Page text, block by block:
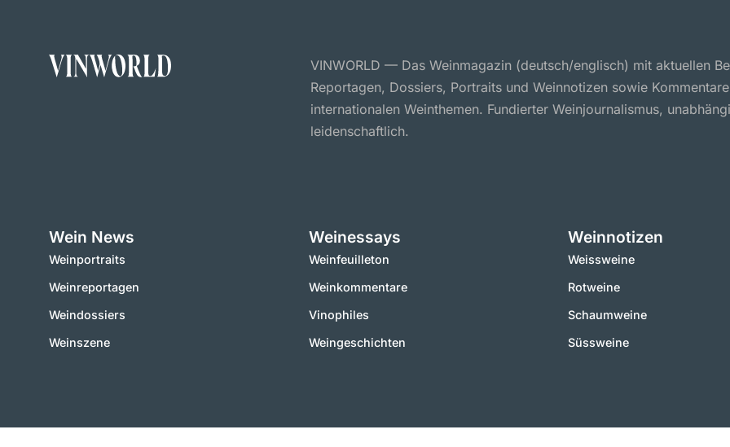
VINWORLD — Das Weinmagazin (deutsch/englisch) mit aktuellen
Reportagen, Dossiers, Portraits und Weinnotizen sowie
internationalen Weinthemen. Fundierter Weinjournalismus,
leidenschaftlich.
Wein News
Weinportraits
Weinreportagen
Weindossiers
Weinszene
Weinessays
Weinfeuilleton
Weinkommentare
Vinophiles
Weingeschichten
Weinnotizen
Weissweine
Rotweine
Schaumweine
Süssweine